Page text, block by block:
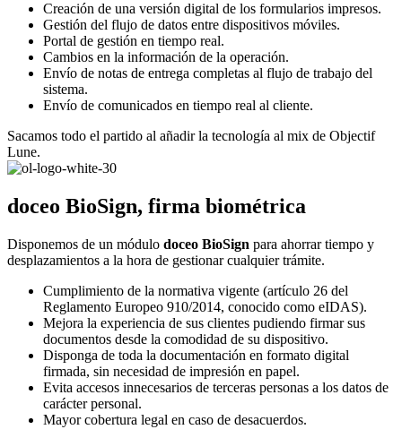
Creación de una versión digital de los formularios impresos.
Gestión del flujo de datos entre dispositivos móviles.
Portal de gestión en tiempo real.
Cambios en la información de la operación.
Envío de notas de entrega completas al flujo de trabajo del
sistema.
Envío de comunicados en tiempo real al cliente.
Sacamos todo el partido al añadir la tecnología al mix de Objectif
Lune.
doceo BioSign, firma biométrica
Disponemos de un módulo doceo BioSign para ahorrar tiempo y
desplazamientos a la hora de gestionar cualquier trámite.
Cumplimiento de la normativa vigente (artículo 26 del
Reglamento Europeo 910/2014, conocido como eIDAS).
Mejora la experiencia de sus clientes pudiendo firmar sus
documentos desde la comodidad de su dispositivo.
Disponga de toda la documentación en formato digital
firmada, sin necesidad de impresión en papel.
Evita accesos innecesarios de terceras personas a los datos de
carácter personal.
Mayor cobertura legal en caso de desacuerdos.